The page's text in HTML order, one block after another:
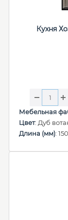
Кухня
Мебельная
Цвет: Дуб
Длина (мм):